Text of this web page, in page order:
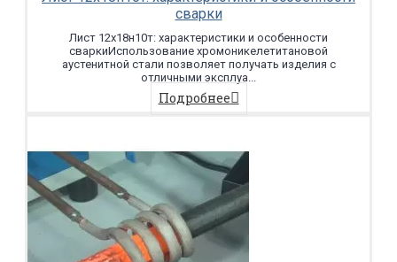
сварки
Лист 12х18н10т: характеристики и особенности
сваркиИспользование хромоникелетитановой
аустенитной стали позволяет получать изделия с
отличными эксплуа...
Подробнее